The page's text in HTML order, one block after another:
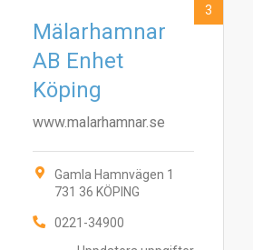
Mälarhamnar
AB Enhet
Köping
www.malarhamnar.se
Gamla Hamnvägen 1
731 36 KÖPING
0221-34900
3